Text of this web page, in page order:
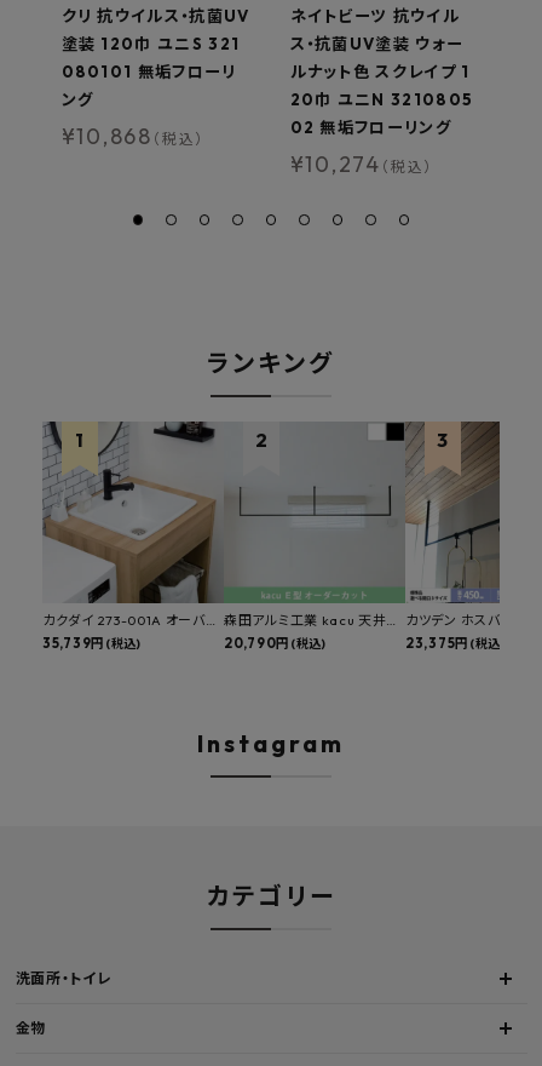
クリ 抗ウイルス・抗菌UV
塗装 120巾 ユニS 321
080101 無垢フローリ
ング
¥10,868 （税込）
ネイトビーツ 抗ウイル
ス・抗菌UV塗装 ウォー
ルナット色 スクレイプ 1
20巾 ユニN 3210805
02 無垢フローリング
¥10,274 （税込）
ランキング
カクダイ 273-001A オーバー
カウンタースロップシンク 選
35,739円 (税込)
森田アルミ工業 kacu 天井付
け物干し E型 サイズオーダー
20,790円 (税込)
カツデン ホスバ 天井
物干し 標準サイズ ス
23,375円 (税込)
Instagram
カテゴリー
洗面所・トイレ
金物